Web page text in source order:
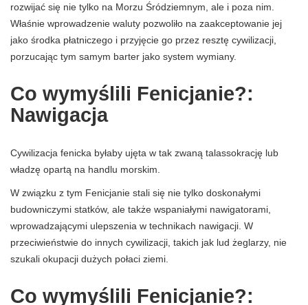
rozwijać się nie tylko na Morzu Śródziemnym, ale i poza nim.
Właśnie wprowadzenie waluty pozwoliło na zaakceptowanie jej
jako środka płatniczego i przyjęcie go przez resztę cywilizacji,
porzucając tym samym barter jako system wymiany.
Co wymyślili Fenicjanie?:
Nawigacja
Cywilizacja fenicka byłaby ujęta w tak zwaną talassokrację lub
władzę opartą na handlu morskim.
W związku z tym Fenicjanie stali się nie tylko doskonałymi
budowniczymi statków, ale także wspaniałymi nawigatorami,
wprowadzającymi ulepszenia w technikach nawigacji. W
przeciwieństwie do innych cywilizacji, takich jak lud żeglarzy, nie
szukali okupacji dużych połaci ziemi.
Co wymyślili Fenicjanie?: